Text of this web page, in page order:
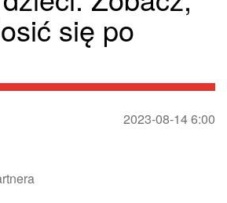
się po
2023-08-14 6:00